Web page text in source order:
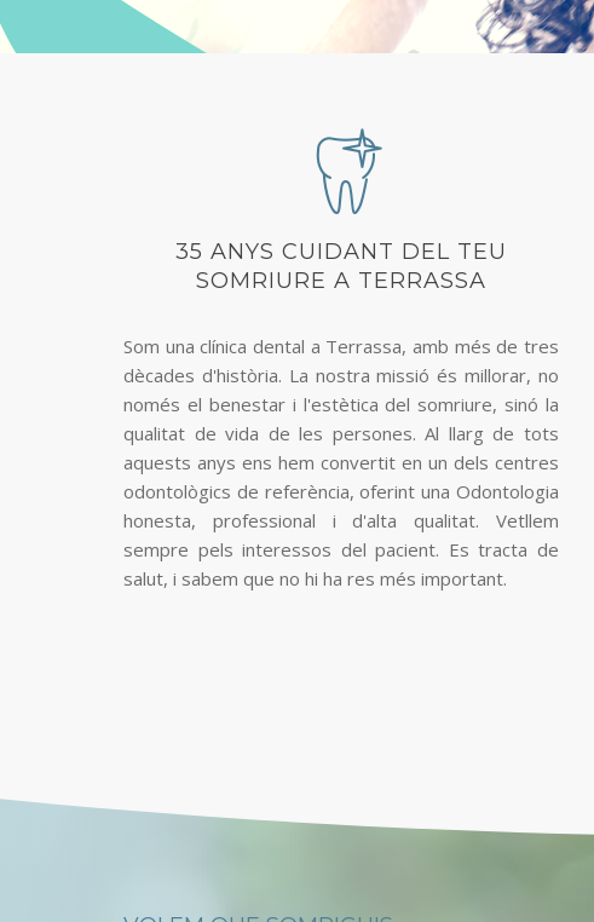
35 ANYS CUIDANT DEL TEU
SOMRIURE A TERRASSA
Som una clínica dental a Terrassa, amb més de tres
dècades d'història. La nostra missió és millorar, no
només el benestar i l'estètica del somriure, sinó la
qualitat de vida de les persones. Al llarg de tots
aquests anys ens hem convertit en un dels centres
odontològics de referència, oferint una Odontologia
honesta, professional i d'alta qualitat. Vetllem
sempre pels interessos del pacient. Es tracta de
salut, i sabem que no hi ha res més important.